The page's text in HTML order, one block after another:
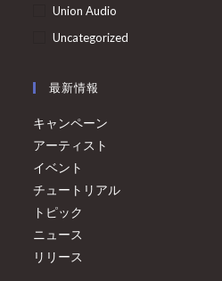
Union Audio
Uncategorized
最新情報
キャンペーン
アーティスト
イベント
チュートリアル
トピック
ニュース
リリース